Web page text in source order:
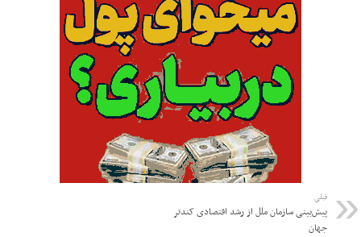
قبلی
پیش‌بینی سازمان ملل از رشد اقتصادی کندتر
جهان